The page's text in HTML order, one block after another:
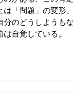
「問題」の変形、
分のどうしようもな
自覚している。